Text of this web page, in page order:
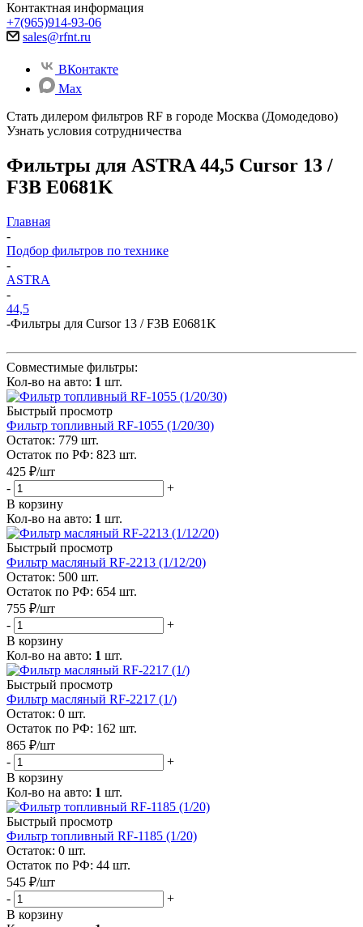
Контактная информация
+7(965)914-93-06
sales@rfnt.ru
ВКонтакте
Max
Стать дилером фильтров RF в городе Москва (Домодедово)
Узнать условия сотрудничества
Фильтры для ASTRA 44,5 Cursor 13 /
F3B E0681K
Главная
-
Подбор фильтров по технике
-
ASTRA
-
44,5
-Фильтры для Cursor 13 / F3B E0681K
Совместимые фильтры:
Кол-во на авто: 1 шт.
Быстрый просмотр
Фильтр топливный RF-1055 (1/20/30)
Остаток: 779 шт.
Остаток по РФ: 823 шт.
425 ₽/шт
-
+
В корзину
Кол-во на авто: 1 шт.
Быстрый просмотр
Фильтр масляный RF-2213 (1/12/20)
Остаток: 500 шт.
Остаток по РФ: 654 шт.
755 ₽/шт
-
+
В корзину
Кол-во на авто: 1 шт.
Быстрый просмотр
Фильтр масляный RF-2217 (1/)
Остаток: 0 шт.
Остаток по РФ: 162 шт.
865 ₽/шт
-
+
В корзину
Кол-во на авто: 1 шт.
Быстрый просмотр
Фильтр топливный RF-1185 (1/20)
Остаток: 0 шт.
Остаток по РФ: 44 шт.
545 ₽/шт
-
+
В корзину